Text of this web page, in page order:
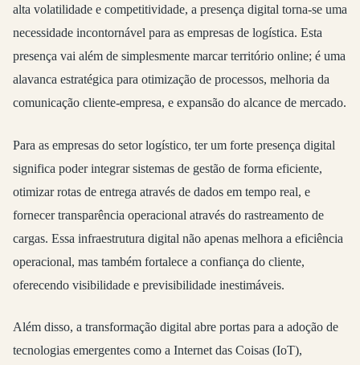
alta volatilidade e competitividade, a presença digital torna-se uma
necessidade incontornável para as empresas de logística. Esta
presença vai além de simplesmente marcar território online; é uma
alavanca estratégica para otimização de processos, melhoria da
comunicação cliente-empresa, e expansão do alcance de mercado.
Para as empresas do setor logístico, ter um forte presença digital
significa poder integrar sistemas de gestão de forma eficiente,
otimizar rotas de entrega através de dados em tempo real, e
fornecer transparência operacional através do rastreamento de
cargas. Essa infraestrutura digital não apenas melhora a eficiência
operacional, mas também fortalece a confiança do cliente,
oferecendo visibilidade e previsibilidade inestimáveis.
Além disso, a transformação digital abre portas para a adoção de
tecnologias emergentes como a Internet das Coisas (IoT),